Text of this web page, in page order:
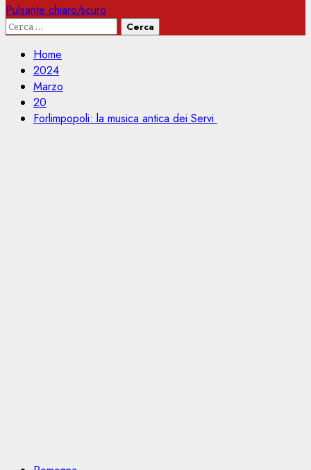
Pulsante chiaro/scuro
Ricerca
Home
2024
Marzo
20
Forlimpopoli: la musica antica dei Servi